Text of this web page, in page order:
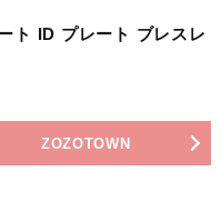
ト ID プレート ブレスレ
ZOZOTOWN